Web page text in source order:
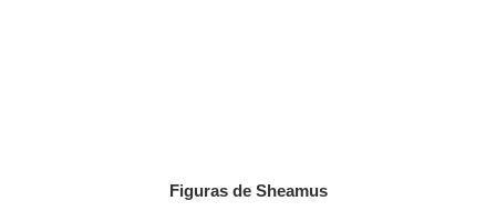
Figuras de Sheamus